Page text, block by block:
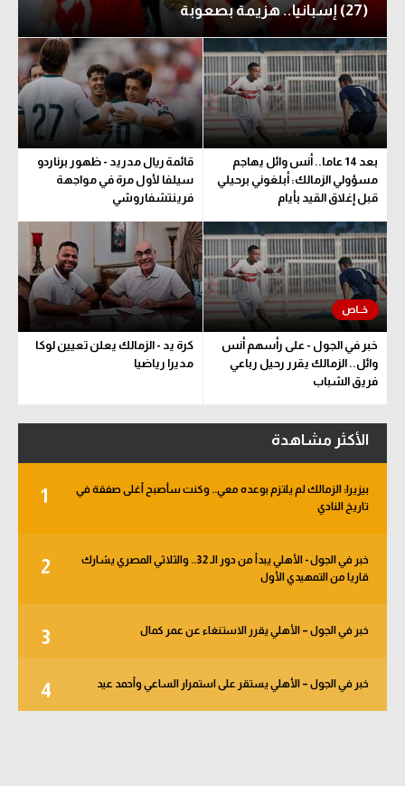
(27) إسبانيا.. هزيمة بصعوبة
بعد 14 عاما.. أنس وائل يهاجم
مسؤولي الزمالك: أبلغوني برحيلي
قبل إغلاق القيد بأيام
قائمة ريال مدريد - ظهور برناردو
سيلفا لأول مرة في مواجهة
فرينتشفاروشي
خبر في الجول - على رأسهم أنس
وائل.. الزمالك يقرر رحيل رباعي
فريق الشباب
كرة يد - الزمالك يعلن تعيين لوكا
مديرا رياضيا
الأكثر مشاهدة
1
بيزيرا: الزمالك لم يلتزم بوعده معي.. وكنت سأصبح أغلى صفقة في
تاريخ النادي
2
خبر في الجول - الأهلي يبدأ من دور الـ 32.. والثلاثي المصري يشارك
قاريا من التمهيدي الأول
3 خبر في الجول – الأهلي يقرر الاستنغاء عن عمر كمال
4 خبر في الجول – الأهلي يستقر على استمرار الساعي وأحمد عيد